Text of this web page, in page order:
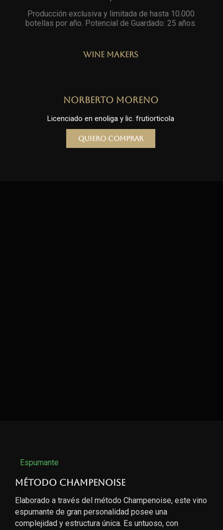
Producción exclusiva y limitada de hasta 10.000
botellas por año. Potencial de Guardado: 25 años
Wine Makers
Norberto Moreno
Licenciado en enoliga y lic. frutiorticola
Quiero comprar
Espumante
Método Champenoise
Elaborado a través del método Champenoise, este vino
espumante de gran personalidad posee una
complejidad y estructura única. Es untuoso, con